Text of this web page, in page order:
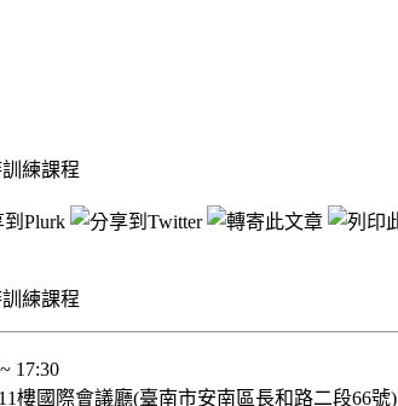
練課程
練課程
17:30
樓國際會議廳(臺南市安南區長和路二段66號)